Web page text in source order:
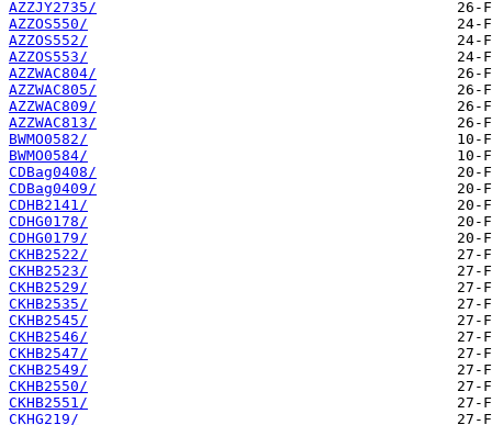
AZZJY2735/
AZZOS550/
AZZOS552/
AZZOS553/
AZZWAC804/
AZZWAC805/
AZZWAC809/
AZZWAC813/
BWMO0582/
BWMO0584/
CDBag0408/
CDBag0409/
CDHB2141/
CDHG0178/
CDHG0179/
CKHB2522/
CKHB2523/
CKHB2529/
CKHB2535/
CKHB2545/
CKHB2546/
CKHB2547/
CKHB2549/
CKHB2550/
CKHB2551/
CKHG219/